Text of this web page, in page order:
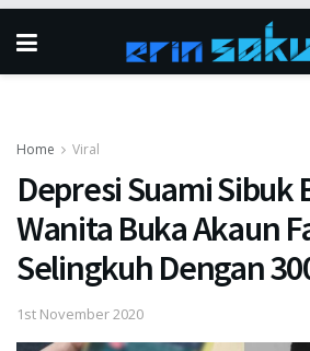
Home Viral
Depresi Suami Sibuk
Wanita Buka Akaun
Selingkuh Dengan
1st November 2020